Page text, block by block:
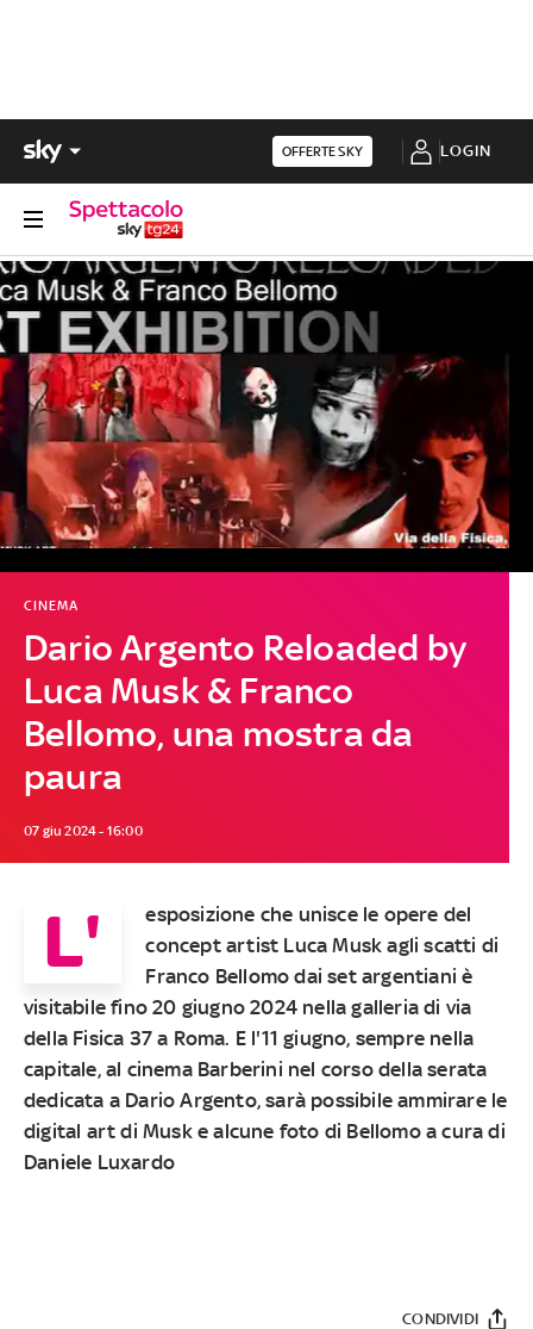
OFFERTE SKY LOGIN
Dario Argento Reloaded by
Luca Musk & Franco
Bellomo, una mostra da
paura
CINEMA
07 giu 2024 - 16:00
L'
esposizione che unisce le opere del
concept artist Luca Musk agli scatti di
Franco Bellomo dai set argentiani è
visitabile fino 20 giugno 2024 nella galleria di via
della Fisica 37 a Roma. E l'11 giugno, sempre nella
capitale, al cinema Barberini nel corso della serata
dedicata a Dario Argento, sarà possibile ammirare le
digital art di Musk e alcune foto di Bellomo a cura di
Daniele Luxardo
CONDIVIDI